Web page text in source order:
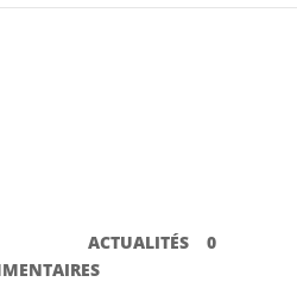
ACTUALITÉS| 0